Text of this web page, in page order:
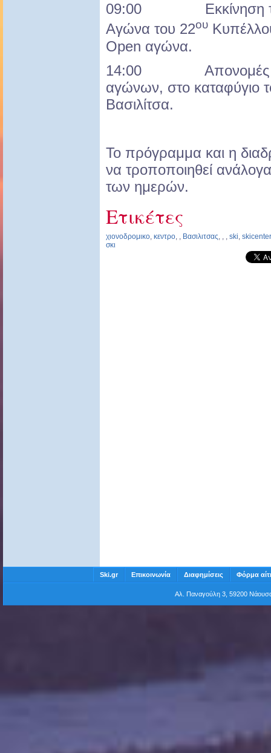
09:00 Εκκίνηση του
Αγώνα του 22ου
Open αγώνα.
14:00 Απονομές
αγώνων, στο καταφύγιο
Βασιλίτσα.
Το πρόγραμμα και η
να τροποποιηθεί
των ημερών.
Ετικέτες
χιονοδρομικο κεντρο Βασιλιτσας ski skicenter
σκι
Ski.gr Επικοινωνία Διαφημίσεις Φόρμα
Αλ. Παναγούλη 3, 59200